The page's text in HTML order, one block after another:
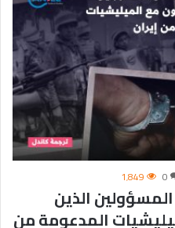
0 1٬849
الذين
المدعومة من